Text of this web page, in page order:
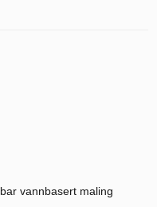
vannbasert maling